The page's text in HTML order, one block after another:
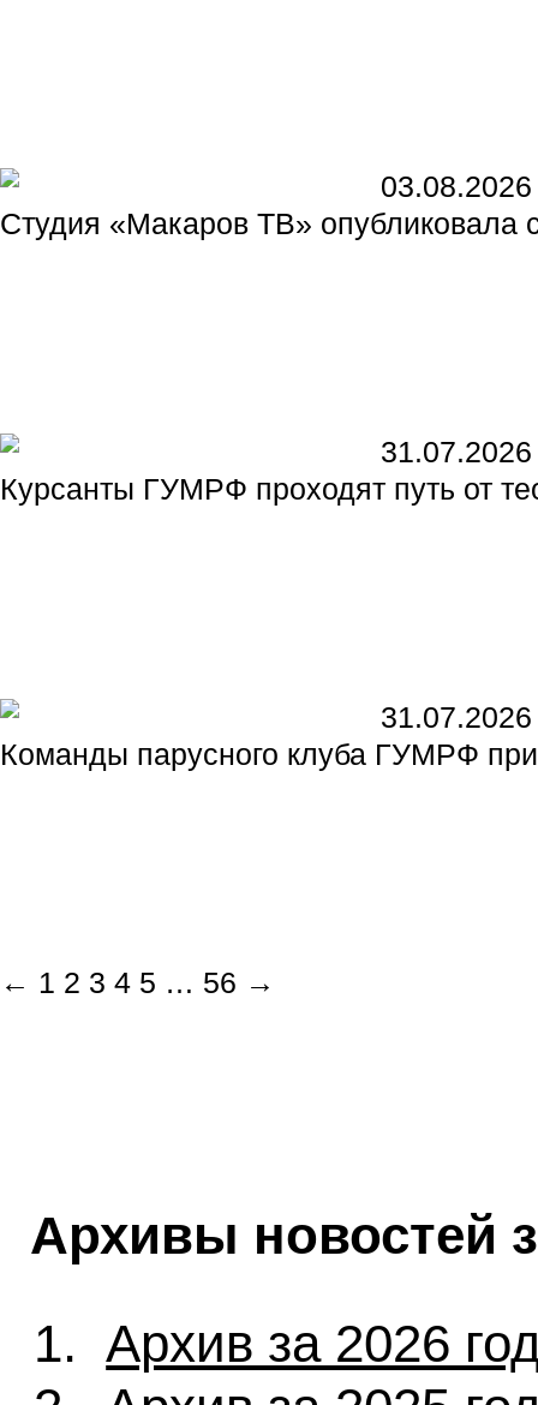
03.08.2026
Студия «Макаров ТВ»
31.07.2026
Курсанты ГУМРФ проходят путь от
31.07.2026
Команды парусного клуба ГУМРФ
← 1 2 3 4 5 … 56 →
Архивы новостей
Архив за 2026